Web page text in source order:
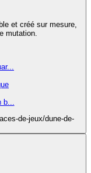
et créé sur mesure,
mutation.
de-jeux/dune-de-